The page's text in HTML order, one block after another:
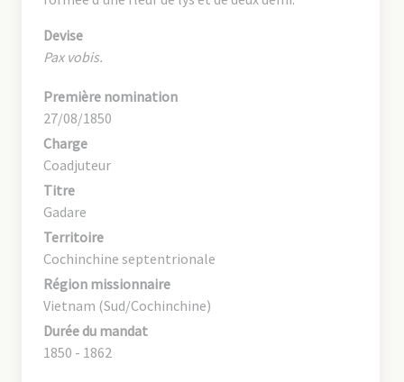
Devise
Pax vobis.
Première nomination
27/08/1850
Charge
Coadjuteur
Titre
Gadare
Territoire
Cochinchine septentrionale
Région missionnaire
Vietnam (Sud/Cochinchine)
Durée du mandat
1850 - 1862